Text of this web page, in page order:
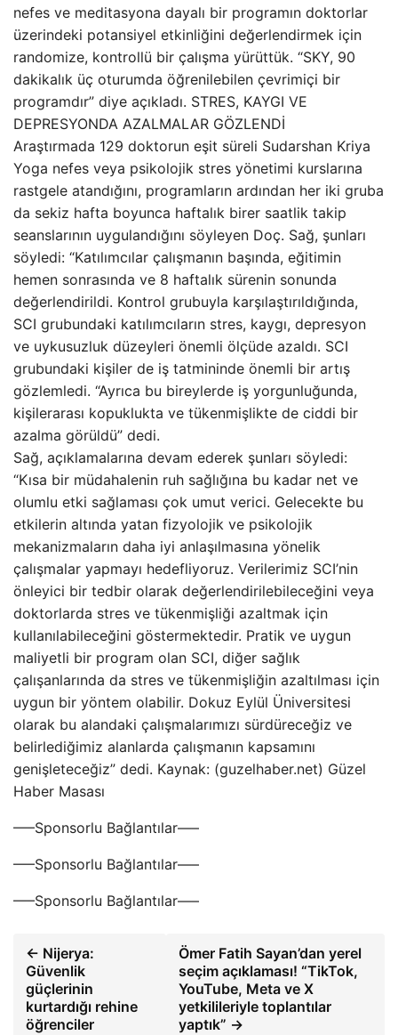
nefes ve meditasyona dayalı bir programın doktorlar
üzerindeki potansiyel etkinliğini değerlendirmek için
randomize, kontrollü bir çalışma yürüttük. “SKY, 90
dakikalık üç oturumda öğrenilebilen çevrimiçi bir
programdır” diye açıkladı. STRES, KAYGI VE
DEPRESYONDA AZALMALAR GÖZLENDİ
Araştırmada 129 doktorun eşit süreli Sudarshan Kriya
Yoga nefes veya psikolojik stres yönetimi kurslarına
rastgele atandığını, programların ardından her iki gruba
da sekiz hafta boyunca haftalık birer saatlik takip
seanslarının uygulandığını söyleyen Doç. Sağ, şunları
söyledi: “Katılımcılar çalışmanın başında, eğitimin
hemen sonrasında ve 8 haftalık sürenin sonunda
değerlendirildi. Kontrol grubuyla karşılaştırıldığında,
SCI grubundaki katılımcıların stres, kaygı, depresyon
ve uykusuzluk düzeyleri önemli ölçüde azaldı. SCI
grubundaki kişiler de iş tatmininde önemli bir artış
gözlemledi. “Ayrıca bu bireylerde iş yorgunluğunda,
kişilerarası kopuklukta ve tükenmişlikte de ciddi bir
azalma görüldü” dedi.
Sağ, açıklamalarına devam ederek şunları söyledi:
“Kısa bir müdahalenin ruh sağlığına bu kadar net ve
olumlu etki sağlaması çok umut verici. Gelecekte bu
etkilerin altında yatan fizyolojik ve psikolojik
mekanizmaların daha iyi anlaşılmasına yönelik
çalışmalar yapmayı hedefliyoruz. Verilerimiz SCI’nin
önleyici bir tedbir olarak değerlendirilebileceğini veya
doktorlarda stres ve tükenmişliği azaltmak için
kullanılabileceğini göstermektedir. Pratik ve uygun
maliyetli bir program olan SCI, diğer sağlık
çalışanlarında da stres ve tükenmişliğin azaltılması için
uygun bir yöntem olabilir. Dokuz Eylül Üniversitesi
olarak bu alandaki çalışmalarımızı sürdüreceğiz ve
belirlediğimiz alanlarda çalışmanın kapsamını
genişleteceğiz” dedi. Kaynak: (guzelhaber.net) Güzel
Haber Masası
—–Sponsorlu Bağlantılar—–
—–Sponsorlu Bağlantılar—–
—–Sponsorlu Bağlantılar—–
← Nijerya:
Güvenlik
güçlerinin
kurtardığı rehine
öğrenciler
Ömer Fatih Sayan’dan yerel
seçim açıklaması! “TikTok,
YouTube, Meta ve X
yetkilileriyle toplantılar
yaptık” →